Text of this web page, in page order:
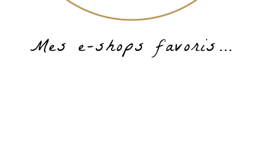
Mes e-shops favoris…